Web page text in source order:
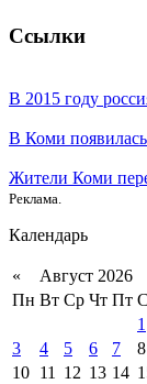
Ссылки
В 2015 году
В Коми
Жители Коми
Реклама.
Календарь
« Август 2026
Пн Вт Ср Чт Пт
1
3
4 5 6 7 8
10 11 12 13 14